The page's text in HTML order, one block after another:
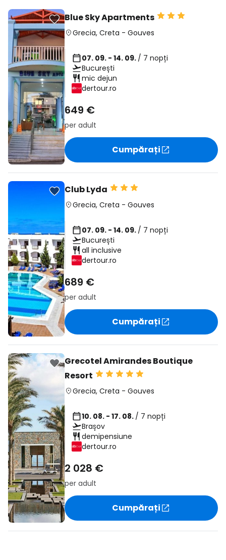
Blue Sky Apartments
Grecia, Creta - Gouves
07. 09. - 14. 09. / 7 nopți
București
mic dejun
dertour.ro
649 €
per adult
Cumpărați
Club Lyda
Grecia, Creta - Gouves
07. 09. - 14. 09. / 7 nopți
București
all inclusive
dertour.ro
689 €
per adult
Cumpărați
Grecotel Amirandes Boutique
Resort
Grecia, Creta - Gouves
10. 08. - 17. 08. / 7 nopți
Brașov
demipensiune
dertour.ro
2 028 €
per adult
Cumpărați